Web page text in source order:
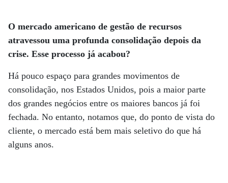
O mercado americano de gestão de recursos
atravessou uma profunda consolidação depois da
crise. Esse processo já acabou?
Há pouco espaço para grandes movimentos de
consolidação, nos Estados Unidos, pois a maior parte
dos grandes negócios entre os maiores bancos já foi
fechada. No entanto, notamos que, do ponto de vista do
cliente, o mercado está bem mais seletivo do que há
alguns anos.